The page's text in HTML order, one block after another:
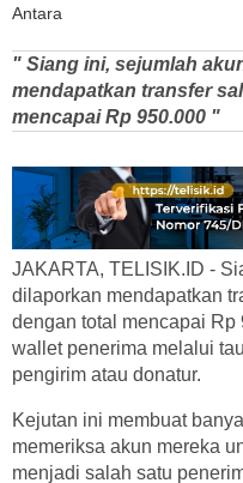
Antara
" Siang ini, sejumlah
mendapatkan transfer
mencapai Rp 950.000 "
JAKARTA, TELISIK.ID -
dilaporkan mendapatkan
dengan total mencapai Rp
wallet penerima melalui
pengirim atau donatur.
Kejutan ini membuat
memeriksa akun mereka
menjadi salah satu